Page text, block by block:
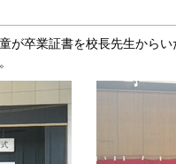
が卒業証書を校長先生から